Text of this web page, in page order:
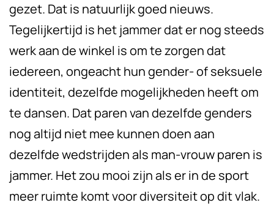
gezet. Dat is natuurlijk goed nieuws.
Tegelijkertijd is het jammer dat er nog steeds
werk aan de winkel is om te zorgen dat
iedereen, ongeacht hun gender- of seksuele
identiteit, dezelfde mogelijkheden heeft om
te dansen. Dat paren van dezelfde genders
nog altijd niet mee kunnen doen aan
dezelfde wedstrijden als man-vrouw paren is
jammer. Het zou mooi zijn als er in de sport
meer ruimte komt voor diversiteit op dit vlak.